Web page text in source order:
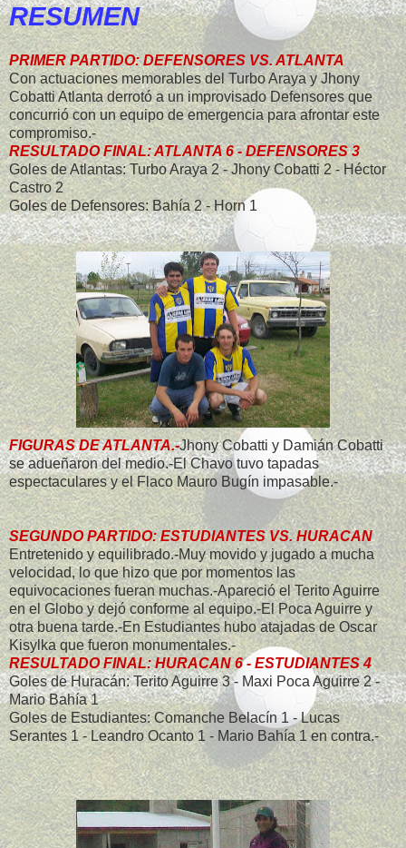
RESUMEN
PRIMER PARTIDO: DEFENSORES VS. ATLANTA
Con actuaciones memorables del Turbo Araya y Jhony
Cobatti Atlanta derrotó a un improvisado Defensores que
concurrió con un equipo de emergencia para afrontar este
compromiso.-
RESULTADO FINAL: ATLANTA 6 - DEFENSORES 3
Goles de Atlantas: Turbo Araya 2 - Jhony Cobatti 2 - Héctor
Castro 2
Goles de Defensores: Bahía 2 - Horn 1
FIGURAS DE ATLANTA.-Jhony Cobatti y Damián Cobatti
se adueñaron del medio.-El Chavo tuvo tapadas
espectaculares y el Flaco Mauro Bugín impasable.-
SEGUNDO PARTIDO: ESTUDIANTES VS. HURACAN
Entretenido y equilibrado.-Muy movido y jugado a mucha
velocidad, lo que hizo que por momentos las
equivocaciones fueran muchas.-Apareció el Terito Aguirre
en el Globo y dejó conforme al equipo.-El Poca Aguirre y
otra buena tarde.-En Estudiantes hubo atajadas de Oscar
Kisylka que fueron monumentales.-
RESULTADO FINAL: HURACAN 6 - ESTUDIANTES 4
Goles de Huracán: Terito Aguirre 3 - Maxi Poca Aguirre 2 -
Mario Bahía 1
Goles de Estudiantes: Comanche Belacín 1 - Lucas
Serantes 1 - Leandro Ocanto 1 - Mario Bahía 1 en contra.-